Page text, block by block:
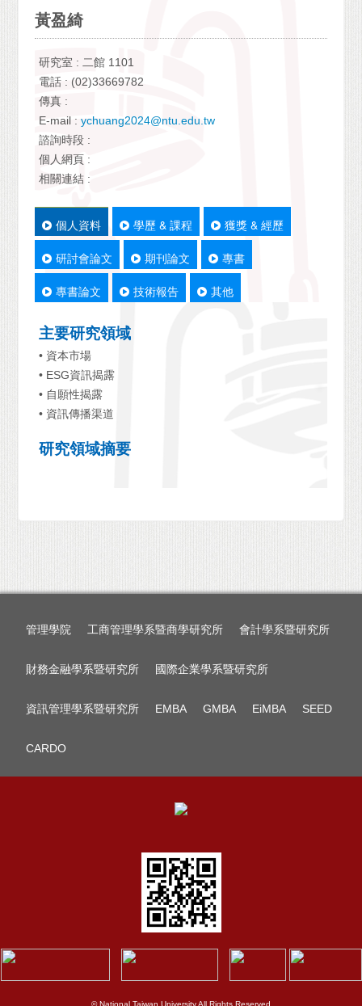
黃盈綺
研究室 : 二館 1101
電話 : (02)33669782
傳真 :
E-mail :ychuang2024@ntu.edu.tw
諮詢時段 :
個人網頁 :
相關連結 :
個人資料 學歷 & 課程 獲獎 & 經歷
研討會論文 期刊論文 專書
專書論文 技術報告 其他
主要研究領域
• 資本市場
• ESG資訊揭露
• 自願性揭露
• 資訊傳播渠道
研究領域摘要
管理學院 工商管理學系暨商學研究所 會計學系暨研究所
財務金融學系暨研究所 國際企業學系暨研究所
資訊管理學系暨研究所 EMBA GMBA EiMBA SEED
CARDO
© National Taiwan University All Rights Reserved